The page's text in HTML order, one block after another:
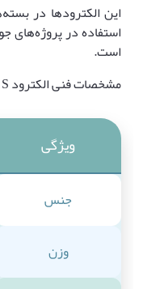
استفاده در پروژه‌های
است.
مشخصات فنی الکترود S مشکی ضخیم
ویژگی
جنس
وزن